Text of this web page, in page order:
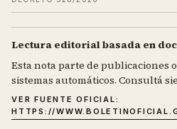
Lectura editorial basada en
Esta nota parte de
sistemas automáticos. Consultá
VER FUENTE OFICIAL:
HTTPS://